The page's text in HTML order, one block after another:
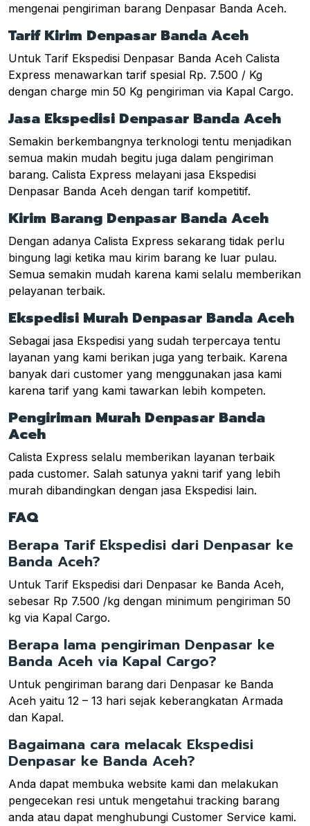
mengenai pengiriman barang Denpasar Banda Aceh.
Tarif Kirim Denpasar Banda Aceh
Untuk Tarif Ekspedisi Denpasar Banda Aceh Calista
Express menawarkan tarif spesial Rp. 7.500 / Kg
dengan charge min 50 Kg pengiriman via Kapal Cargo.
Jasa Ekspedisi Denpasar Banda Aceh
Semakin berkembangnya terknologi tentu menjadikan
semua makin mudah begitu juga dalam pengiriman
barang. Calista Express melayani jasa Ekspedisi
Denpasar Banda Aceh dengan tarif kompetitif.
Kirim Barang Denpasar Banda Aceh
Dengan adanya Calista Express sekarang tidak perlu
bingung lagi ketika mau kirim barang ke luar pulau.
Semua semakin mudah karena kami selalu memberikan
pelayanan terbaik.
Ekspedisi Murah Denpasar Banda Aceh
Sebagai jasa Ekspedisi yang sudah terpercaya tentu
layanan yang kami berikan juga yang terbaik. Karena
banyak dari customer yang menggunakan jasa kami
karena tarif yang kami tawarkan lebih kompeten.
Pengiriman Murah Denpasar Banda
Aceh
Calista Express selalu memberikan layanan terbaik
pada customer. Salah satunya yakni tarif yang lebih
murah dibandingkan dengan jasa Ekspedisi lain.
FAQ
Berapa Tarif Ekspedisi dari Denpasar ke
Banda Aceh?
Untuk Tarif Ekspedisi dari Denpasar ke Banda Aceh,
sebesar Rp 7.500 /kg dengan minimum pengiriman 50
kg via Kapal Cargo.
Berapa lama pengiriman Denpasar ke
Banda Aceh via Kapal Cargo?
Untuk pengiriman barang dari Denpasar ke Banda
Aceh yaitu 12 – 13 hari sejak keberangkatan Armada
dan Kapal.
Bagaimana cara melacak Ekspedisi
Denpasar ke Banda Aceh?
Anda dapat membuka website kami dan melakukan
pengecekan resi untuk mengetahui tracking barang
anda atau dapat menghubungi Customer Service kami.